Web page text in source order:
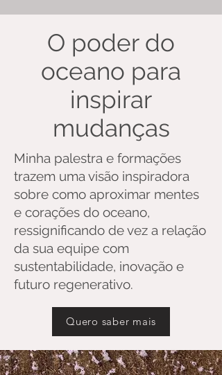
O poder do
oceano para
inspirar
mudanças
Minha palestra e formações
trazem uma visão inspiradora
sobre como aproximar mentes
e corações do oceano,
ressignificando de vez a relação
da sua equipe com
sustentabilidade, inovação e
futuro regenerativo.
Quero saber mais